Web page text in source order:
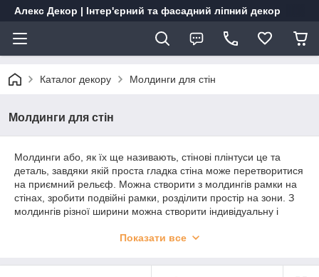
Алекс Декор | Інтер'єрний та фасадний ліпний декор
Каталог декору Молдинги для стін
Молдинги для стін
Молдинги або, як їх ще називають, стінові плінтуси це та
деталь, завдяки якій проста гладка стіна може перетворитися
на приємний рельєф. Можна створити з молдингів рамки на
стінах, зробити подвійні рамки, розділити простір на зони. З
молдингів різної ширини можна створити індивідуальну і
на стіні або на стелі рамки з оригінальними кутовими
Показати все